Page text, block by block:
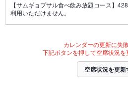
【サムギョプサル食べ飲み放題コース】
利用いただけません。
カレンダーの更新に失
下記ボタンを押して空席状況を
空席状況を更新